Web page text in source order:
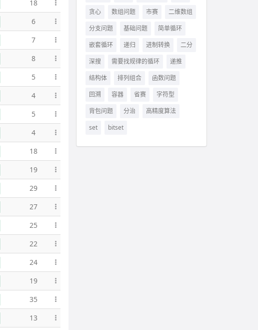
18
6
7
8
5
4
5
4
18
19
29
27
25
22
24
19
35
13
贪心
数组问题 市赛
二维数组
分支问题
基础问题
简单循环
嵌套循环
递归 进制转换
二分
深搜
需要找规律的循环
递推
结构体
排列组合
函数问题
回溯
容器 省赛
字符型
背包问题
分治
高精度算法
set
bitset